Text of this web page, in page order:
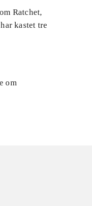
Ratchet,
kastet tre
om